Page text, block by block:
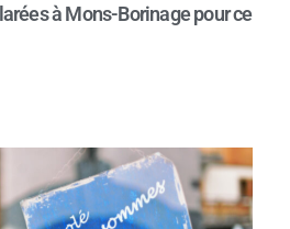
à Mons-Borinage pour ce